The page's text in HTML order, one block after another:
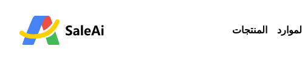
المنتجات الموارد